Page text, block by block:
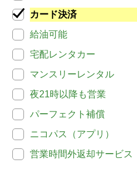
カード決済
給油可能
宅配レンタカー
マンスリーレンタル
夜21時以降も営業
パーフェクト補償
ニコパス（アプリ）
営業時間外返却サービス